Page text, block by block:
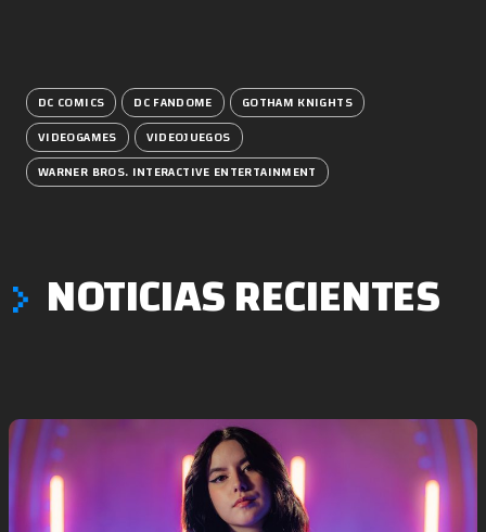
DC COMICS DC FANDOME
GOTHAM KNIGHTS
VIDEOGAMES
VIDEOJUEGOS
WARNER BROS. INTERACTIVE ENTERTAINMENT
NOTICIAS RECIENTES